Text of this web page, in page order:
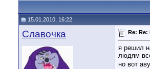
15.01.2010, 16:22
Славочка Re: Re:
я решил
людям
но вот